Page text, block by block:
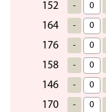
152 -
164 -
176 -
158 -
146 -
170 -